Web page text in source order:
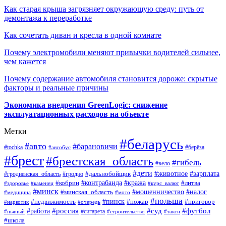
Как старая крыша загрязняет окружающую среду: путь от
демонтажа к переработке
Как сочетать диван и кресла в одной комнате
Почему электромобили меняют привычки водителей сильнее,
чем кажется
Почему содержание автомобиля становится дороже: скрытые
факторы и реальные причины
Экономика внедрения GreenLogic: снижение
эксплуатационных расходов на объекте
Метки
#tochka #авто #автобус #барановичи #беларусь #берёза
#брест#брестская_область #вело #гибель
#гродненская_область #гродно #дальнобойщик #дети #животное #зарплата
#здоровье #каменец #кобрин #контрабанда #кража #курс_валют #литва
#медицина #минск #минская_область #мото #мошенничество #налог
#наркотик #недвижимость #очередь #пинск #пожар #польша #приговор
#пьяный #работа #россия #сигарета #строительство #суд #такси #футбол
#школа